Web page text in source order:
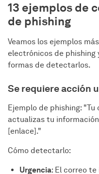
13 ejemplos de
de phishing
Veamos los ejemplos
electrónicos de phishing
formas de detectarlos.
Se requiere acción
Ejemplo de phishing:
actualizas tu
[enlace]."
Cómo detectarlo:
Urgencia: El correo